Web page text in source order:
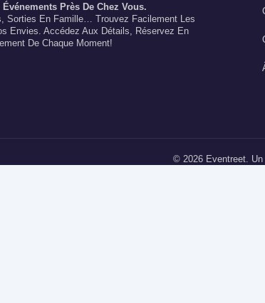
Près De Chez Vous.
Sorties En Famille… Trouvez Facilement Les
Envies. Accédez Aux Détails, Réservez En
De Chaque Moment!
© 2026 Eventreet. Un